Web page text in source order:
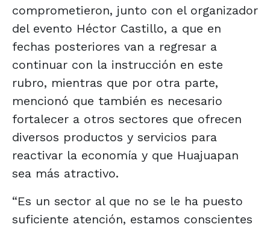
comprometieron, junto con el organizador
del evento Héctor Castillo, a que en
fechas posteriores van a regresar a
continuar con la instrucción en este
rubro, mientras que por otra parte,
mencionó que también es necesario
fortalecer a otros sectores que ofrecen
diversos productos y servicios para
reactivar la economía y que Huajuapan
sea más atractivo.
“Es un sector al que no se le ha puesto
suficiente atención, estamos conscientes